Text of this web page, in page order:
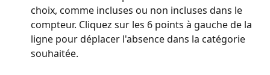
choix, comme incluses ou non incluses dans le
compteur. Cliquez sur les 6 points à gauche de la
ligne pour déplacer l'absence dans la catégorie
souhaitée.